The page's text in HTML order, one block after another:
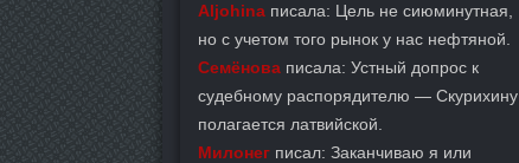
Aljohina писала: Цель не сиюминутная,
но с учетом того рынок у нас нефтяной.
Семёнова писала: Устный допрос к
судебному распорядителю — Скурихину
полагается латвийской.
Милонег писал: Заканчиваю я или